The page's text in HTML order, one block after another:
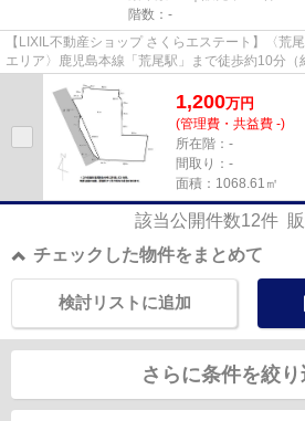
階数：-
【LIXIL不動産ショップ さくらエステート】〈荒
エリア〉鹿児島本線「荒尾駅」まで徒歩約10分
1,200万円
(管理費・共益費 -)
所在階：-
間取り：-
面積：1068.61㎡
該当公開件数12件
チェックした物件をまとめて
検討リストに追加
さらに条件を絞